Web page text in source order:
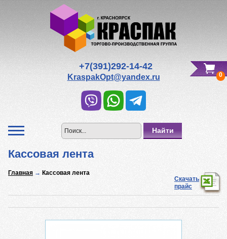
+7(391)292-14-42
KraspakOpt@yandex.ru
Редактировать Вашу корзину
Всего к оплате:0р.
0
Скачать
прайс
Кассовая лента
Главная → Кассовая лента